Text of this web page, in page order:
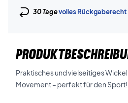
30 Tagevolles Rückgaberecht
Praktisches und vielseitiges
Movement – perfekt für den Sport!